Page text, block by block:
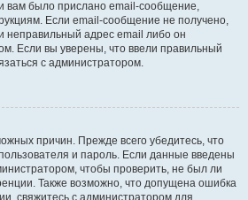
вам было прислано email-сообщение,
Если email-сообщение не получено,
неправильный адрес email либо он
Если вы уверены, что ввели правильный
с администратором.
причин. Прежде всего убедитесь, что
и пароль. Если данные введены
чтобы проверить, не был ли
Также возможно, что допущена ошибка
свяжитесь с администратором для